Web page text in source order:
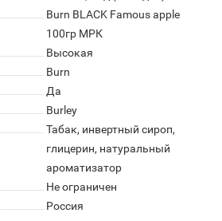
Burn BLACK Famous apple
100гр МРК
Высокая
Burn
Да
Burley
Табак, инвертный сироп,
глицерин, натуральный
ароматизатор
Не ограничен
Россия